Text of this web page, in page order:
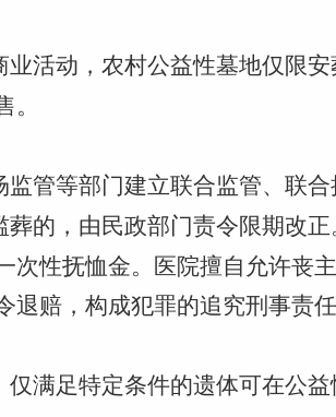
活动，农村公益性墓地仅限
管等部门建立联合监管、联合
的，由民政部门责令限期改
次性抚恤金。医院擅自允许丧
赔，构成犯罪的追究刑事责任
满足特定条件的遗体可在公益